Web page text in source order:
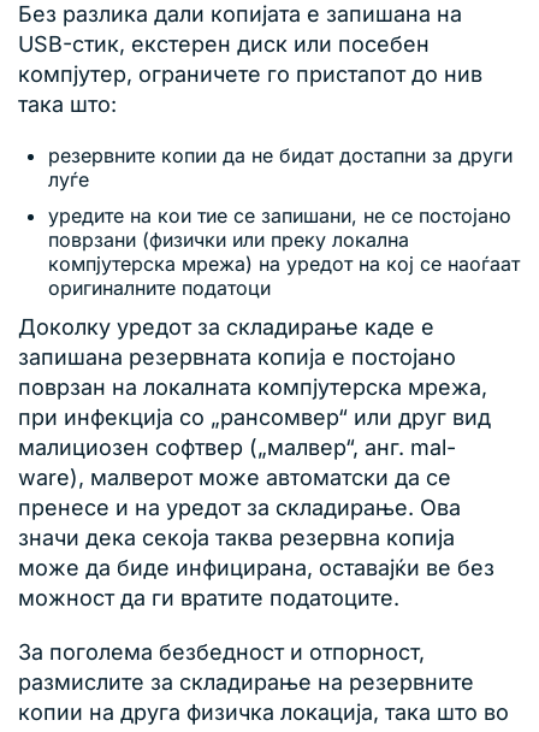
Без разлика дали копијата е запишана на
USB-стик, екстерен диск или посебен
компјутер, ограничете го пристапот до нив
така што:
резервните копии да не бидат достапни за други
луѓе
уредите на кои тие се запишани, не се постојано
поврзани (физички или преку локална
компјутерска мрежа) на уредот на кој се наоѓаат
оригиналните податоци
Доколку уредот за складирање каде е
запишана резервната копија е постојано
поврзан на локалната компјутерска мрежа,
при инфекција со „рансомвер“ или друг вид
малициозен софтвер („малвер“, анг. mal-
ware), малверот може автоматски да се
пренесе и на уредот за складирање. Ова
значи дека секоја таква резервна копија
може да биде инфицирана, оставајќи ве без
можност да ги вратите податоците.
За поголема безбедност и отпорност,
размислите за складирање на резервните
копии на друга физичка локација, така што во